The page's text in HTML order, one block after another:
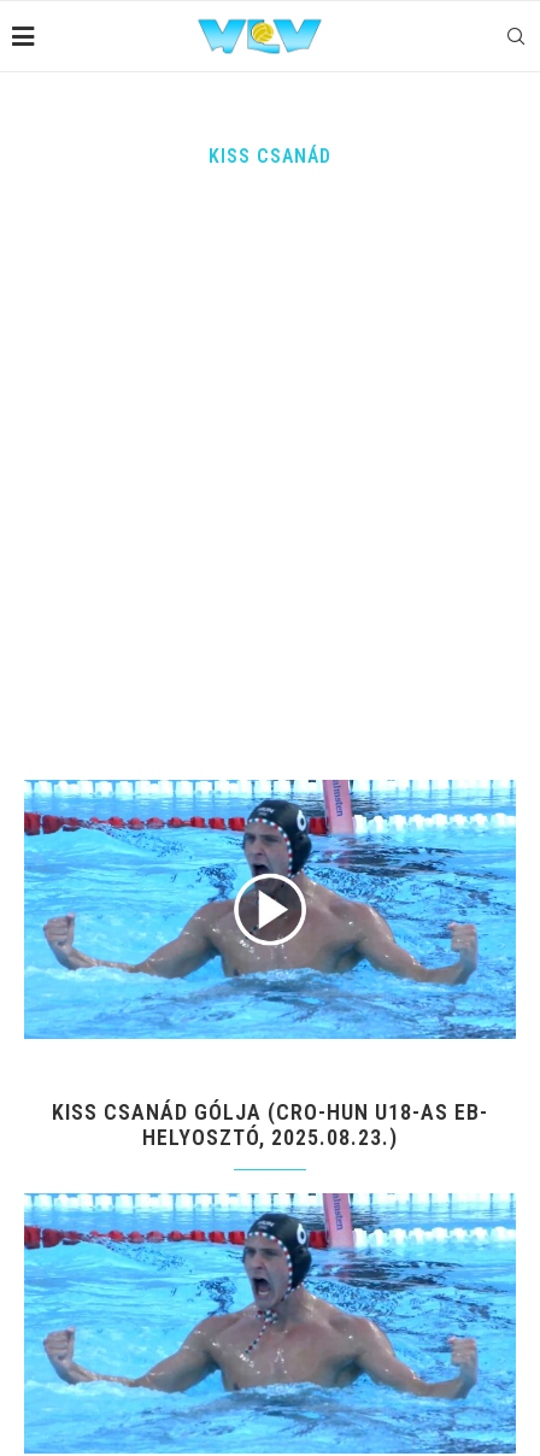
KISS CSANÁD
KISS CSANÁD GÓLJA (CRO-HUN U18-AS EB-
HELYOSZTÓ, 2025.08.23.)